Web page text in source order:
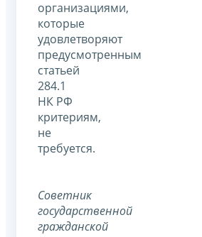
организациями,
которые
удовлетворяют
предусмотренным
статьей
284.1
НК РФ
критериям,
не
требуется.
Советник
государственной
гражданской